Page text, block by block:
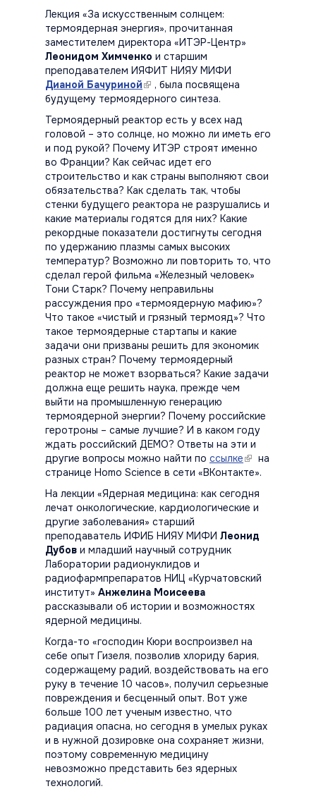
Лекция «За искусственным солнцем:
термоядерная энергия», прочитанная
заместителем директора «ИТЭР-Центр»
Леонидом Химченко и старшим
преподавателем ИЯФИТ НИЯУ МИФИ
Дианой Бачуриной(link is external)
, была посвящена
будущему термоядерного синтеза.
Термоядерный реактор есть у всех над
головой – это солнце, но можно ли иметь его
и под рукой? Почему ИТЭР строят именно
во Франции? Как сейчас идет его
строительство и как страны выполняют свои
обязательства? Как сделать так, чтобы
стенки будущего реактора не разрушались и
какие материалы годятся для них? Какие
рекордные показатели достигнуты сегодня
по удержанию плазмы самых высоких
температур? Возможно ли повторить то, что
сделал герой фильма «Железный человек»
Тони Старк? Почему неправильны
рассуждения про «термоядерную мафию»?
Что такое «чистый и грязный термояд»? Что
такое термоядерные стартапы и какие
задачи они призваны решить для экономик
разных стран? Почему термоядерный
реактор не может взорваться? Какие задачи
должна еще решить наука, прежде чем
выйти на промышленную генерацию
термоядерной энергии? Почему российские
геротроны – самые лучшие? И в каком году
ждать российский ДЕМО? Ответы на эти и
другие вопросы можно найти по ссылке(link is
external)
на
странице Homo Science в сети «ВКонтакте».
На лекции «Ядерная медицина: как сегодня
лечат онкологические, кардиологические и
другие заболевания» старший
преподаватель ИФИБ НИЯУ МИФИ Леонид
Дубов и младший научный сотрудник
Лаборатории радионуклидов и
радиофармпрепаратов НИЦ «Курчатовский
институт» Анжелина Моисеева
рассказывали об истории и возможностях
ядерной медицины.
Когда-то «господин Кюри воспроизвел на
себе опыт Гизеля, позволив хлориду бария,
содержащему радий, воздействовать на его
руку в течение 10 часов», получил серьезные
повреждения и бесценный опыт. Вот уже
больше 100 лет ученым известно, что
радиация опасна, но сегодня в умелых руках
и в нужной дозировке она сохраняет жизни,
поэтому современную медицину
невозможно представить без ядерных
технологий.